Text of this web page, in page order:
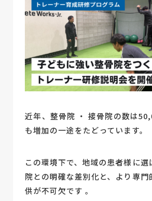
近年、整骨院 ・ 接骨院の数は
も増加の一途をたどっています。
この環境下で、地域の患者様に
院との明確な差別化と、より専
供が不可欠です 。